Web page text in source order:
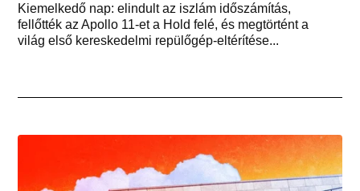
Kiemelkedő nap: elindult az iszlám időszámítás,
fellőtték az Apollo 11-et a Hold felé, és megtörtént a
világ első kereskedelmi repülőgép-eltérítése...